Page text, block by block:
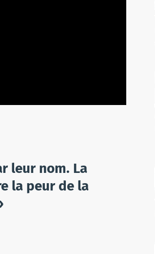
leur nom. La
la peur de la